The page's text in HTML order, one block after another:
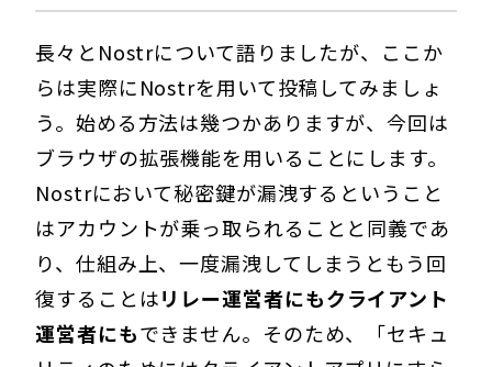
長々とNostrについて語りましたが、ここか
らは実際にNostrを用いて投稿してみましょ
う。始める方法は幾つかありますが、今回は
ブラウザの拡張機能を用いることにします。
Nostrにおいて秘密鍵が漏洩するということ
はアカウントが乗っ取られることと同義であ
り、仕組み上、一度漏洩してしまうともう回
復することはリレー運営者にもクライアント
運営者にもできません。そのため、「セキュ